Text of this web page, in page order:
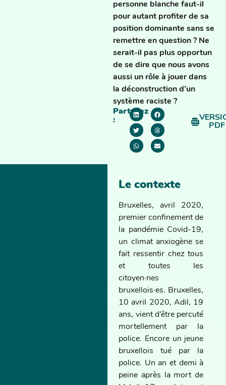
personne blanche faut-il
pour autant profiter de sa
position dominante sans se
remettre en question ? Ne
serait-il pas plus opportun
de se dire que nous avons
aussi un rôle à jouer dans
la déconstruction d’un
système raciste ?
Partagez
:
PDF
Le contexte
Bruxelles, avril 2020,
premier confinement de
la pandémie Covid-19,
un climat anxiogène se
fait ressentir chez tous
et toutes les
citoyen·nes
bruxellois·es. Bruxelles,
10 avril 2020, Adil, 19
ans, vient d’être percuté
mortellement par la
police. Encore un jeune
bruxellois tué par la
police. Un an et demi à
peine après la mort de